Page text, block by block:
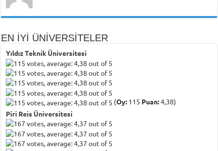
EN İYİ ÜNİVERSİTELER
Yıldız Teknik Üniversitesi
(Oy: 115 Puan:4,38)
Piri Reis Üniversitesi